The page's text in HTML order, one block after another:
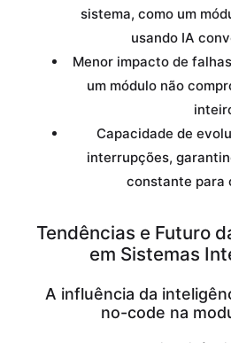
sistema, como um
usando IA
Menor impacto de
um módulo não
Capacidade de
interrupções,
constante para
Tendências e Futuro
em Sistemas
A influência da
no-code na